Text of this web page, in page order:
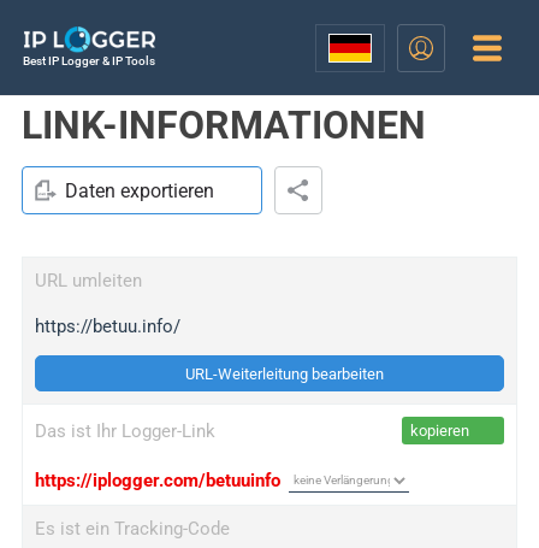
Best IP Logger & IP Tools
LINK-INFORMATIONEN
Daten exportieren
URL umleiten
https://betuu.info/
URL-Weiterleitung bearbeiten
Das ist Ihr Logger-Link kopieren
https://iplogger.com/betuuinfo
Es ist ein Tracking-Code